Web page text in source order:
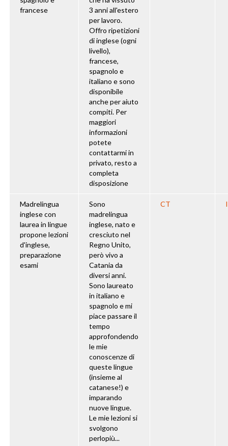
francese
3 anni all'estero
per lavoro.
Offro ripetizioni
di inglese (ogni
livello),
francese,
spagnolo e
italiano e sono
disponibile
anche per aiuto
compiti. Per
maggiori
informazioni
potete
contattarmi in
privato, resto a
completa
disposizione
Madrelingua
inglese con
laurea in lingue
propone lezioni
d'inglese,
preparazione
esami
Sono
madrelingua
inglese, nato e
cresciuto nel
Regno Unito,
però vivo a
Catania da
diversi anni.
Sono laureato
in italiano e
spagnolo e mi
piace passare il
tempo
approfondendo
le mie
conoscenze di
queste lingue
(insieme al
catanese!) e
imparando
nuove lingue.
Le mie lezioni si
svolgono
perlopiù...
CT